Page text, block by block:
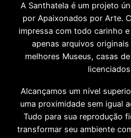
A Santhatela é um projeto
por Apaixonados por Arte.
impressa com todo carinho
apenas arquivos
melhores Museus, casas
Alcançamos um nível
uma proximidade sem igual
Tudo para sua reprodução
transformar seu ambiente